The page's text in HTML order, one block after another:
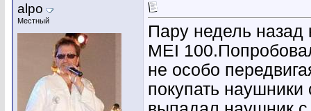
alpo
Местный
Пару недель назад
MEI
не особо
покупать